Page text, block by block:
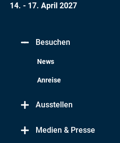
14. - 17. April 2027
Besuchen
News
Anreise
Ausstellen
Medien & Presse